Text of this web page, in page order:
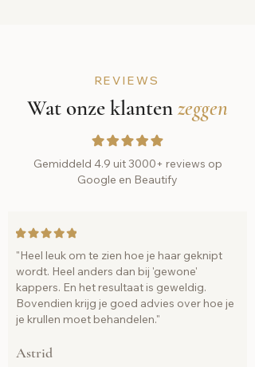
REVIEWS
Wat onze klantenzeggen
Gemiddeld 4.9 uit 3000+ reviews op
Google en Beautify
"Heel leuk om te zien hoe je haar geknipt
wordt. Heel anders dan bij 'gewone'
kappers. En het resultaat is geweldig.
Bovendien krijg je goed advies over hoe je
je krullen moet behandelen."
Astrid